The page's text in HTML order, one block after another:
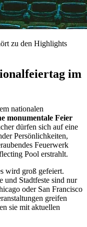
zu den Highlights
im
nationalen
monumentale Feier
dürfen sich auf eine
Persönlichkeiten,
Feuerwerk
Pool erstrahlt.
wird groß gefeiert.
und Stadtfeste sind nur
oder San Francisco
greifen
sie mit aktuellen